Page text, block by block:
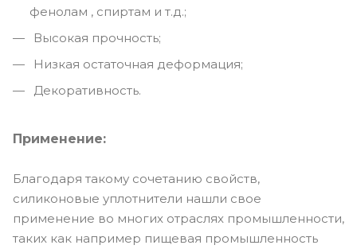
фенолам , спиртам и т.д.;
Высокая прочность;
Низкая остаточная деформация;
Декоративность.
Применение:
Благодаря такому сочетанию свойств,
силиконовые уплотнители нашли свое
применение во многих отраслях промышленности,
таких как например пищевая промышленность